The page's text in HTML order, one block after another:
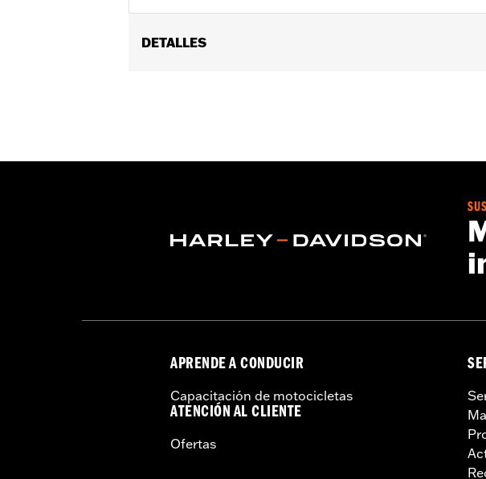
DETALLES
NOTES:Los engranajes y ejes de la transmisión pueden
APRENDE A CONDUCIR
Capacitación de motocicletas
ATENCIÓN AL CLIENTE
Ofertas